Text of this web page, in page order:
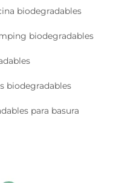
biodegradables
biodegradables
biodegradables
para basura